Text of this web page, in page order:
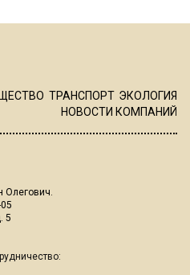
ТРАНСПОРТ ЭКОЛОГИЯ
НОВОСТИ КОМПАНИЙ
Олегович.
5